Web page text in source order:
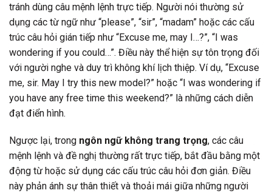
tránh dùng câu mệnh lệnh trực tiếp. Người nói thường sử
dụng các từ ngữ như “please”, “sir”, “madam” hoặc các cấu
trúc câu hỏi gián tiếp như “Excuse me, may I…?”, “I was
wondering if you could…”. Điều này thể hiện sự tôn trọng đối
với người nghe và duy trì không khí lịch thiệp. Ví dụ, “Excuse
me, sir. May I try this new model?” hoặc “I was wondering if
you have any free time this weekend?” là những cách diễn
đạt điển hình.
Ngược lại, trong ngôn ngữ không trang trọng, các câu
mệnh lệnh và đề nghị thường rất trực tiếp, bắt đầu bằng một
động từ hoặc sử dụng các cấu trúc câu hỏi đơn giản. Điều
này phản ánh sự thân thiết và thoải mái giữa những người